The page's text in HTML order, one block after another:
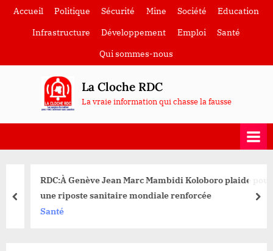
SkipAccueil Politique Sécurité Mine Société
Education
Infrastructure
Développement Emploi
Santé
Qui sommes-nous
La Cloche RDC
La vraie information qui chasse la fausse
RDC:À Genève Jean Marc Mambidi Koloboro plaide pour
une riposte sanitaire mondiale renforcée
Santé
prev